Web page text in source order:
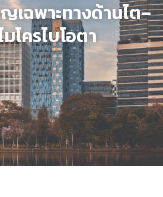
เฉพาะทางด้านไต–
โครไบโอตา